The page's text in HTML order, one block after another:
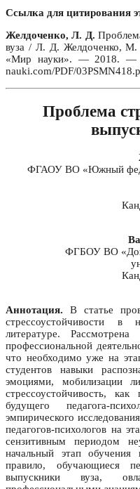
Ссылка для цитирования
Желдоченко, Л. Д.
вуза / Л. Д. Желдоченко, М.
«Мир науки». — 2018.
nauki.com/PDF/
Проблема
ФГАОУ ВО «Южный
ФГБОУ ВО
Аннотация. В статье
стрессоустойчивости в
литературе. Рассмотрена
профессиональной
что необходимо уже на
студентов навыки
эмоциями, мобилизации
стрессоустойчивость,
будущего педагога-
эмпирического
педагогов-психологов на
сензитивным периодом
начальный этап
правило, обучающиеся
выпускники вуза,